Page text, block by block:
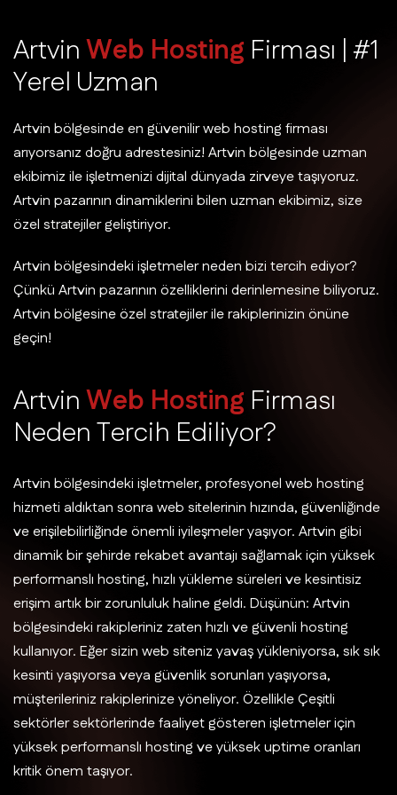
ArtvinWeb Hosting Firması | #1
Yerel Uzman
Artvin bölgesinde en güvenilir web hosting firması
arıyorsanız doğru adrestesiniz! Artvin bölgesinde uzman
ekibimiz ile işletmenizi dijital dünyada zirveye taşıyoruz.
Artvin pazarının dinamiklerini bilen uzman ekibimiz, size
özel stratejiler geliştiriyor.
Artvin bölgesindeki işletmeler neden bizi tercih ediyor?
Çünkü Artvin pazarının özelliklerini derinlemesine biliyoruz.
Artvin bölgesine özel stratejiler ile rakiplerinizin önüne
geçin!
ArtvinWeb Hosting Firması
NedenTercih Ediliyor?
Artvin bölgesindeki işletmeler, profesyonel web hosting
hizmeti aldıktan sonra web sitelerinin hızında, güvenliğinde
ve erişilebilirliğinde önemli iyileşmeler yaşıyor. Artvin gibi
dinamik bir şehirde rekabet avantajı sağlamak için yüksek
performanslı hosting, hızlı yükleme süreleri ve kesintisiz
erişim artık bir zorunluluk haline geldi. Düşünün: Artvin
bölgesindeki rakipleriniz zaten hızlı ve güvenli hosting
kullanıyor. Eğer sizin web siteniz yavaş yükleniyorsa, sık sık
kesinti yaşıyorsa veya güvenlik sorunları yaşıyorsa,
müşterileriniz rakiplerinize yöneliyor. Özellikle Çeşitli
sektörler sektörlerinde faaliyet gösteren işletmeler için
yüksek performanslı hosting ve yüksek uptime oranları
kritik önem taşıyor.